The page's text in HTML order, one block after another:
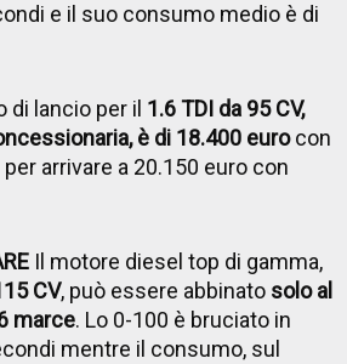
e il suo consumo medio è di
di lancio per il 1.6 TDI da 95 CV,
è di 18.400 eurocon
arrivare a 20.150 euro con
Il motore diesel top di gamma,
CV, può essere abbinato solo al
marce. Lo 0-100 è bruciato in
mentre il consumo, sul